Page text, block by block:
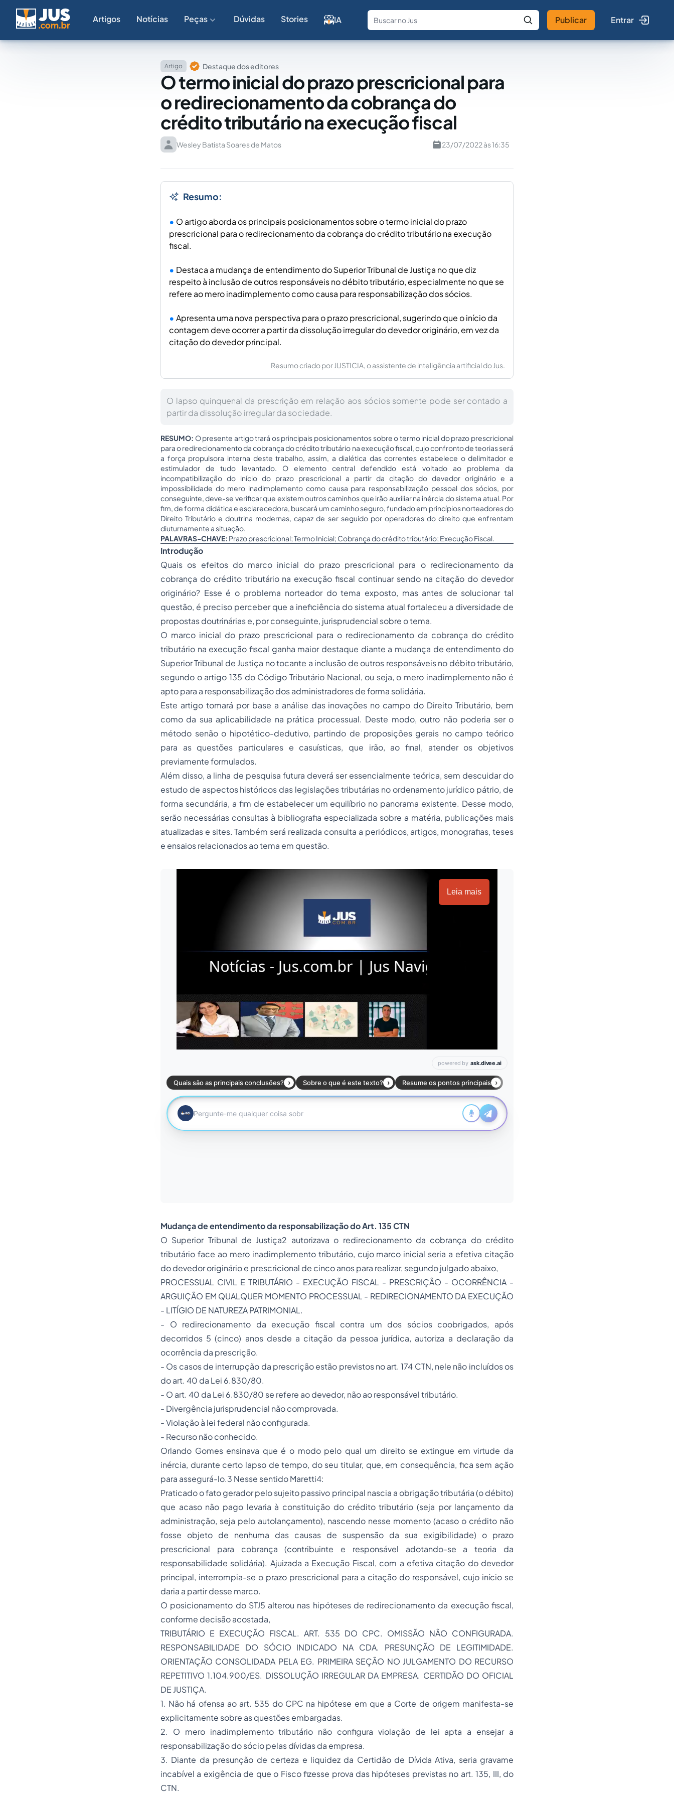
Artigos Notícias Peças Dúvidas Stories IA
Fale com a IA Buscar no Jus
Publicar Entrar
Artigo Destaque dos editores
O termo inicial do prazo prescricional para
o redirecionamento da cobrança do
crédito tributário na execução fiscal
Wesley Batista Soares de Matos 23/07/2022 às 16:35
Resumo:
O artigo aborda os principais posicionamentos sobre o termo inicial do prazo
prescricional para o redirecionamento da cobrança do crédito tributário na execução
fiscal.
Destaca a mudança de entendimento do Superior Tribunal de Justiça no que diz
respeito à inclusão de outros responsáveis no débito tributário, especialmente no que se
refere ao mero inadimplemento como causa para responsabilização dos sócios.
Apresenta uma nova perspectiva para o prazo prescricional, sugerindo que o início da
contagem deve ocorrer a partir da dissolução irregular do devedor originário, em vez da
citação do devedor principal.
Resumo criado por JUSTICIA, o assistente de inteligência artificial do Jus.
O lapso quinquenal da prescrição em relação aos sócios somente pode ser contado a
partir da dissolução irregular da sociedade.
RESUMO: O presente artigo trará os principais posicionamentos sobre o termo inicial do prazo prescricional
para o redirecionamento da cobrança do crédito tributário na execução fiscal, cujo confronto de teorias será
a força propulsora interna deste trabalho, assim, a dialética das correntes estabelece o delimitador e
estimulador de tudo levantado. O elemento central defendido está voltado ao problema da
incompatibilização do início do prazo prescricional a partir da citação do devedor originário e a
impossibilidade do mero inadimplemento como causa para responsabilização pessoal dos sócios, por
conseguinte, deve-se verificar que existem outros caminhos que irão auxiliar na inércia do sistema atual. Por
fim, de forma didática e esclarecedora, buscará um caminho seguro, fundado em princípios norteadores do
Direito Tributário e doutrina modernas, capaz de ser seguido por operadores do direito que enfrentam
diuturnamente a situação.
PALAVRAS-CHAVE: Prazo prescricional; Termo Inicial; Cobrança do crédito tributário; Execução Fiscal.
Introdução
Quais os efeitos do marco inicial do prazo prescricional para o redirecionamento da
cobrança do crédito tributário na execução fiscal continuar sendo na citação do devedor
originário? Esse é o problema norteador do tema exposto, mas antes de solucionar tal
questão, é preciso perceber que a ineficiência do sistema atual fortaleceu a diversidade de
propostas doutrinárias e, por conseguinte, jurisprudencial sobre o tema.
O marco inicial do prazo prescricional para o redirecionamento da cobrança do crédito
tributário na execução fiscal ganha maior destaque diante a mudança de entendimento do
Superior Tribunal de Justiça no tocante a inclusão de outros responsáveis no débito tributário,
segundo o artigo 135 do Código Tributário Nacional, ou seja, o mero inadimplemento não é
apto para a responsabilização dos administradores de forma solidária.
Este artigo tomará por base a análise das inovações no campo do Direito Tributário, bem
como da sua aplicabilidade na prática processual. Deste modo, outro não poderia ser o
método senão o hipotético-dedutivo, partindo de proposições gerais no campo teórico
para as questões particulares e casuísticas, que irão, ao final, atender os objetivos
previamente formulados.
Além disso, a linha de pesquisa futura deverá ser essencialmente teórica, sem descuidar do
estudo de aspectos históricos das legislações tributárias no ordenamento jurídico pátrio, de
forma secundária, a fim de estabelecer um equilíbrio no panorama existente. Desse modo,
serão necessárias consultas à bibliografia especializada sobre a matéria, publicações mais
atualizadas e sites. Também será realizada consulta a periódicos, artigos, monografias, teses
e ensaios relacionados ao tema em questão.
Leia mais
Mudança de entendimento da responsabilização do Art. 135 CTN
O Superior Tribunal de Justiça2 autorizava o redirecionamento da cobrança do crédito
tributário face ao mero inadimplemento tributário, cujo marco inicial seria a efetiva citação
do devedor originário e prescricional de cinco anos para realizar, segundo julgado abaixo,
PROCESSUAL CIVIL E TRIBUTÁRIO - EXECUÇÃO FISCAL - PRESCRIÇÃO - OCORRÊNCIA -
ARGUIÇÃO EM QUALQUER MOMENTO PROCESSUAL - REDIRECIONAMENTO DA EXECUÇÃO
- LITÍGIO DE NATUREZA PATRIMONIAL.
- O redirecionamento da execução fiscal contra um dos sócios coobrigados, após
decorridos 5 (cinco) anos desde a citação da pessoa jurídica, autoriza a declaração da
ocorrência da prescrição.
- Os casos de interrupção da prescrição estão previstos no art. 174 CTN, nele não incluídos os
do art. 40 da Lei 6.830/80.
- O art. 40 da Lei 6.830/80 se refere ao devedor, não ao responsável tributário.
- Divergência jurisprudencial não comprovada.
- Violação à lei federal não configurada.
- Recurso não conhecido.
Orlando Gomes ensinava que é o modo pelo qual um direito se extingue em virtude da
inércia, durante certo lapso de tempo, do seu titular, que, em consequência, fica sem ação
para assegurá-lo.3 Nesse sentido Maretti4:
Praticado o fato gerador pelo sujeito passivo principal nascia a obrigação tributária (o débito)
que acaso não pago levaria à constituição do crédito tributário (seja por lançamento da
administração, seja pelo autolançamento), nascendo nesse momento (acaso o crédito não
fosse objeto de nenhuma das causas de suspensão da sua exigibilidade) o prazo
prescricional para cobrança (contribuinte e responsável adotando-se a teoria da
responsabilidade solidária). Ajuizada a Execução Fiscal, com a efetiva citação do devedor
principal, interrompia-se o prazo prescricional para a citação do responsável, cujo início se
daria a partir desse marco.
O posicionamento do STJ5 alterou nas hipóteses de redirecionamento da execução fiscal,
conforme decisão acostada,
TRIBUTÁRIO E EXECUÇÃO FISCAL. ART. 535 DO CPC. OMISSÃO NÃO CONFIGURADA.
RESPONSABILIDADE DO SÓCIO INDICADO NA CDA. PRESUNÇÃO DE LEGITIMIDADE.
ORIENTAÇÃO CONSOLIDADA PELA EG. PRIMEIRA SEÇÃO NO JULGAMENTO DO RECURSO
REPETITIVO 1.104.900/ES. DISSOLUÇÃO IRREGULAR DA EMPRESA. CERTIDÃO DO OFICIAL
DE JUSTIÇA.
1. Não há ofensa ao art. 535 do CPC na hipótese em que a Corte de origem manifesta-se
explicitamente sobre as questões embargadas.
2. O mero inadimplemento tributário não configura violação de lei apta a ensejar a
responsabilização do sócio pelas dívidas da empresa.
3. Diante da presunção de certeza e liquidez da Certidão de Dívida Ativa, seria gravame
incabível a exigência de que o Fisco fizesse prova das hipóteses previstas no art. 135, III, do
CTN.